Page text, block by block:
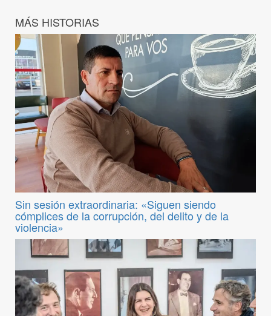
MÁS HISTORIAS
Sin sesión extraordinaria: «Siguen siendo
cómplices de la corrupción, del delito y de la
violencia»